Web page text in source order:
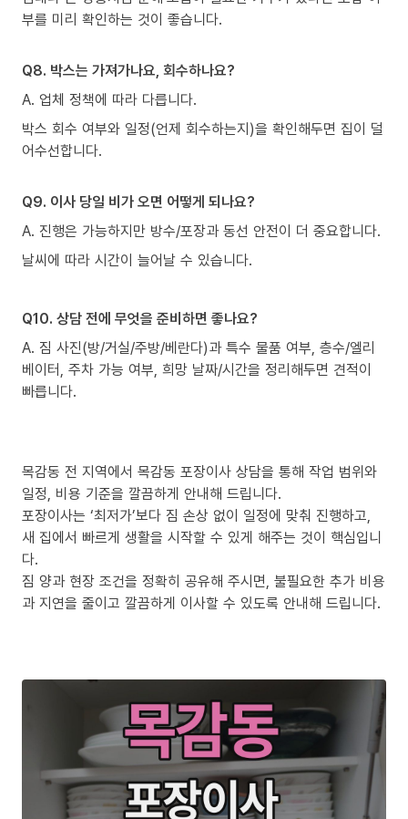
부를 미리 확인하는 것이 좋습니다.
Q8. 박스는 가져가나요, 회수하나요?
A. 업체 정책에 따라 다릅니다.
박스 회수 여부와 일정(언제 회수하는지)을 확인해두면 집이 덜
어수선합니다.
Q9. 이사 당일 비가 오면 어떻게 되나요?
A. 진행은 가능하지만 방수/포장과 동선 안전이 더 중요합니다.
날씨에 따라 시간이 늘어날 수 있습니다.
Q10. 상담 전에 무엇을 준비하면 좋나요?
A. 짐 사진(방/거실/주방/베란다)과 특수 물품 여부, 층수/엘리
베이터, 주차 가능 여부, 희망 날짜/시간을 정리해두면 견적이
빠릅니다.
목감동 전 지역에서 목감동 포장이사 상담을 통해 작업 범위와
일정, 비용 기준을 깔끔하게 안내해 드립니다.
포장이사는 ‘최저가’보다 짐 손상 없이 일정에 맞춰 진행하고,
새 집에서 빠르게 생활을 시작할 수 있게 해주는 것이 핵심입니
다.
짐 양과 현장 조건을 정확히 공유해 주시면, 불필요한 추가 비용
과 지연을 줄이고 깔끔하게 이사할 수 있도록 안내해 드립니다.